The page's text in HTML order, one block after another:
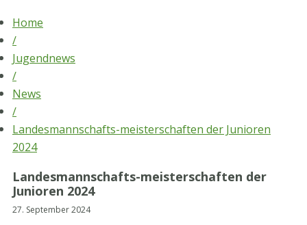
to
content
Home
/
Jugendnews
/
News
/
Landesmannschafts-meisterschaften der Junioren
2024
Landesmannschafts-meisterschaften der
Junioren 2024
27. September 2024